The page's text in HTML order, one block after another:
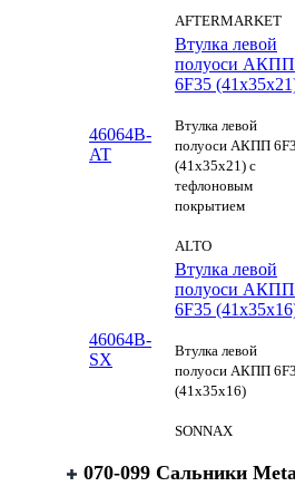
AFTERMARKET
46064B-
AT
Втулка левой
полуоси АКПП
6F35
Втулка левой
полуоси АКПП
(41х35х21) с
тефлоновым
покрытием
ALTO
46064B-
SX
Втулка левой
полуоси АКПП
6F35
Втулка левой
полуоси АКПП
(41х35х16)
SONNAX
070-099 Сальники